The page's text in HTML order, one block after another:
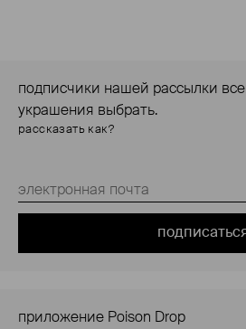
подписчики нашей рассылки
украшения выбрать.
рассказать как?
приложение Poison Drop